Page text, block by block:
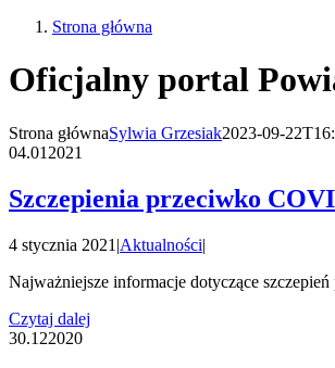
Strona główna
Oficjalny portal
Strona głównaSylwia Grzesiak2023-09-
04.01 2021
Szczepienia przeciwko
4 stycznia 2021 |Aktualności|
Najważniejsze informacje dotyczące
Czytaj dalej
30.122020